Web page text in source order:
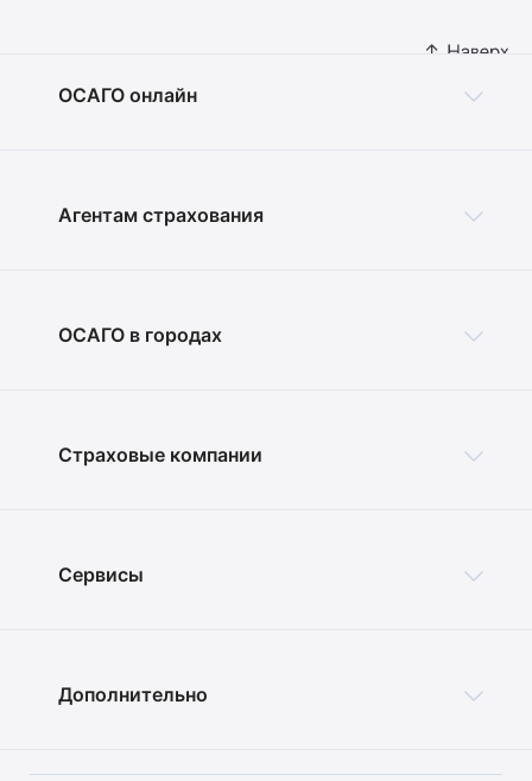
ОСАГО онлайн
Агентам страхования
ОСАГО в городах
Страховые компании
Сервисы
Дополнительно